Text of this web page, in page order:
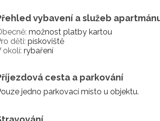
vybavení a služeb
možnost platby kartou
děti: pískoviště
okolí: rybaření
cesta a parkování
jedno parkovací místo u objektu.